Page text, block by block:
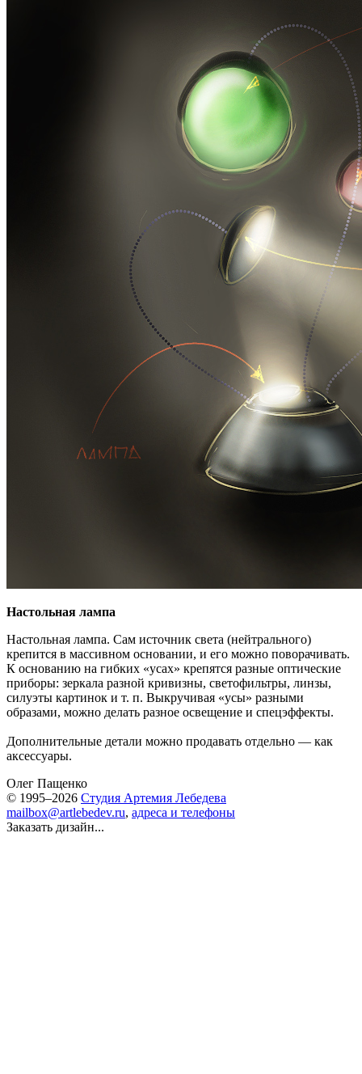
Настольная лампа
Настольная лампа. Сам источник света (нейтрального)
крепится в массивном основании, и его можно поворачивать.
К основанию на гибких «усах» крепятся разные оптические
приборы: зеркала разной кривизны, светофильтры, линзы,
силуэты картинок и т. п. Выкручивая «усы» разными
образами, можно делать разное освещение и спецэффекты.
Дополнительные детали можно продавать отдельно — как
аксессуары.
Олег Пащенко
© 1995–2026 Студия Артемия Лебедева
mailbox@artlebedev.ru, адреса и телефоны
Заказать дизайн...